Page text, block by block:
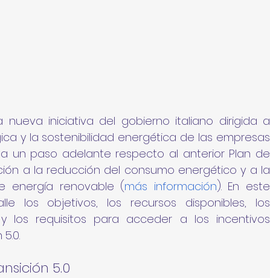
nueva iniciativa del gobierno italiano dirigida a
y la sostenibilidad energética de las empresas
un paso adelante respecto al anterior Plan de
a la reducción del consumo energético y a la
energía renovable (más información). En este
los objetivos, los recursos disponibles, los
los requisitos para acceder a los incentivos
5.0